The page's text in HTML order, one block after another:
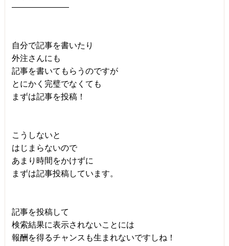
―――――――
自分で記事を書いたり
外注さんにも
記事を書いてもらうのですが
とにかく完璧でなくても
まずは記事を投稿！
こうしないと
はじまらないので
あまり時間をかけずに
まずは記事投稿しています。
記事を投稿して
検索結果に表示されないことには
報酬を得るチャンスも生まれないですしね！